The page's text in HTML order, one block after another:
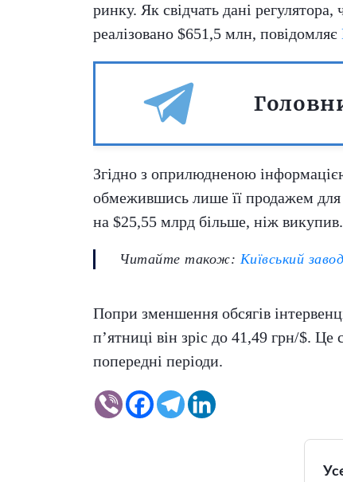
ринку. Як свідчать дані
реалізовано $651,5 млн, повідомляє
Згідно з оприлюдненою
обмежившись лише її продажем для
на $25,55 млрд більше, ніж викупив.
Читайте також: Київський
Попри зменшення обсягів
п’ятниці він зріс до 41,49 грн/$.
попередні періоди.